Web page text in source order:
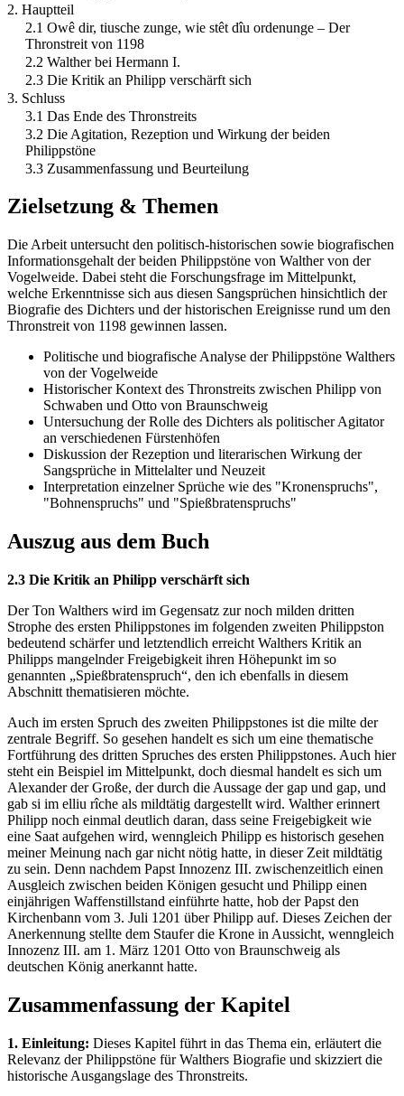
2. Hauptteil
2.1 Owê dir, tiusche zunge, wie stêt dîu ordenunge – Der
Thronstreit von 1198
2.2 Walther bei Hermann I.
2.3 Die Kritik an Philipp verschärft sich
3. Schluss
3.1 Das Ende des Thronstreits
3.2 Die Agitation, Rezeption und Wirkung der beiden
Philippstöne
3.3 Zusammenfassung und Beurteilung
Zielsetzung & Themen
Die Arbeit untersucht den politisch-historischen sowie biografischen
Informationsgehalt der beiden Philippstöne von Walther von der
Vogelweide. Dabei steht die Forschungsfrage im Mittelpunkt,
welche Erkenntnisse sich aus diesen Sangsprüchen hinsichtlich der
Biografie des Dichters und der historischen Ereignisse rund um den
Thronstreit von 1198 gewinnen lassen.
Politische und biografische Analyse der Philippstöne Walthers
von der Vogelweide
Historischer Kontext des Thronstreits zwischen Philipp von
Schwaben und Otto von Braunschweig
Untersuchung der Rolle des Dichters als politischer Agitator
an verschiedenen Fürstenhöfen
Diskussion der Rezeption und literarischen Wirkung der
Sangsprüche in Mittelalter und Neuzeit
Interpretation einzelner Sprüche wie des "Kronenspruchs",
"Bohnenspruchs" und "Spießbratenspruchs"
Auszug aus dem Buch
2.3 Die Kritik an Philipp verschärft sich
Der Ton Walthers wird im Gegensatz zur noch milden dritten
Strophe des ersten Philippstones im folgenden zweiten Philippston
bedeutend schärfer und letztendlich erreicht Walthers Kritik an
Philipps mangelnder Freigebigkeit ihren Höhepunkt im so
genannten „Spießbratenspruch“, den ich ebenfalls in diesem
Abschnitt thematisieren möchte.
Auch im ersten Spruch des zweiten Philippstones ist die milte der
zentrale Begriff. So gesehen handelt es sich um eine thematische
Fortführung des dritten Spruches des ersten Philippstones. Auch hier
steht ein Beispiel im Mittelpunkt, doch diesmal handelt es sich um
Alexander der Große, der durch die Aussage der gap und gap, und
gab si im elliu rîche als mildtätig dargestellt wird. Walther erinnert
Philipp noch einmal deutlich daran, dass seine Freigebigkeit wie
eine Saat aufgehen wird, wenngleich Philipp es historisch gesehen
meiner Meinung nach gar nicht nötig hatte, in dieser Zeit mildtätig
zu sein. Denn nachdem Papst Innozenz III. zwischenzeitlich einen
Ausgleich zwischen beiden Königen gesucht und Philipp einen
einjährigen Waffenstillstand einführte hatte, hob der Papst den
Kirchenbann vom 3. Juli 1201 über Philipp auf. Dieses Zeichen der
Anerkennung stellte dem Staufer die Krone in Aussicht, wenngleich
Innozenz III. am 1. März 1201 Otto von Braunschweig als
deutschen König anerkannt hatte.
Zusammenfassung der Kapitel
1. Einleitung: Dieses Kapitel führt in das Thema ein, erläutert die
Relevanz der Philippstöne für Walthers Biografie und skizziert die
historische Ausgangslage des Thronstreits.